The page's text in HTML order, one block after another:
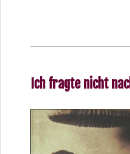
Ich fragte nicht